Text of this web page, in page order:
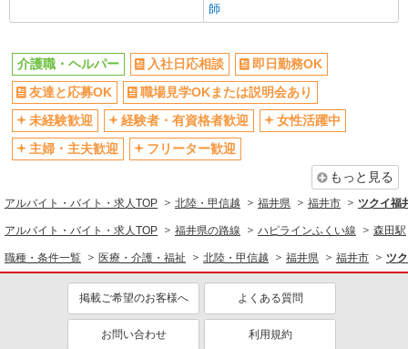
師
介護職・ヘルパー 入社日応相談
即日勤務OK
友達と応募OK
職場見学OKまたは説明会あり
未経験歓迎
経験者・有資格者歓迎
女性活躍中
主婦・主夫歓迎
フリーター歓迎
もっと見る
アルバイト・バイト・求人TOP 北陸・甲信越 福井県 福井市 ツクイ福
アルバイト・バイト・求人TOP 福井県の路線 ハピラインふくい線 森田駅
職種・条件一覧 医療・介護・福祉 北陸・甲信越 福井県 福井市 ツ
掲載ご希望のお客様へ よくある質問
お問い合わせ 利用規約